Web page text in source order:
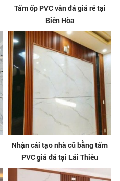
Tấm ốp PVC vân đá giá rẻ tại
Biên Hòa
Nhận cải tạo nhà cũ bằng tấm
PVC giả đá tại Lái Thiêu